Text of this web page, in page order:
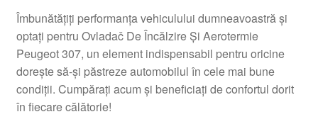
Termeni si conditii
Îmbunătățiți performanța vehiculului dumneavoastră și
optați pentru Ovladač De Încălzire Și Aerotermie
Peugeot 307, un element indispensabil pentru oricine
dorește să-și păstreze automobilul în cele mai bune
condiții. Cumpărați acum și beneficiați de confortul dorit
în fiecare călătorie!